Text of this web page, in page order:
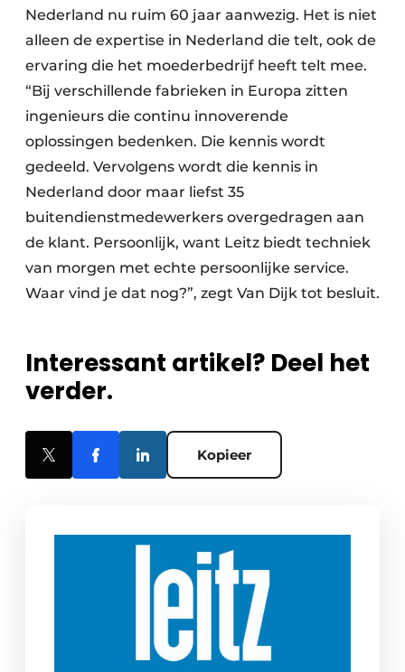
Nederland nu ruim 60 jaar aanwezig. Het is niet
alleen de expertise in Nederland die telt, ook de
ervaring die het moederbedrijf heeft telt mee.
“Bij verschillende fabrieken in Europa zitten
ingenieurs die continu innoverende
oplossingen bedenken. Die kennis wordt
gedeeld. Vervolgens wordt die kennis in
Nederland door maar liefst 35
buitendienstmedewerkers overgedragen aan
de klant. Persoonlijk, want Leitz biedt techniek
van morgen met echte persoonlijke service.
Waar vind je dat nog?”, zegt Van Dijk tot besluit.
Interessant artikel? Deel het
verder.
Kopieer